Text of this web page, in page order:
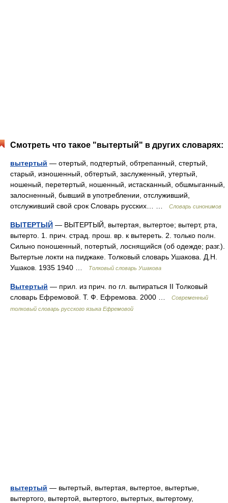
Смотреть что такое "вытертый" в других словарях:
вытертый — отертый, подтертый, обтрепанный, стертый,
старый, изношенный, обтертый, заслуженный, утертый,
ношеный, перетертый, ношенный, истасканный, обшмыганный,
залосненный, бывший в употреблении, отслуживший,
отслуживший свой срок Словарь русских… …
Словарь синонимов
ВЫТЕРТЫЙ — ВЫТЕРТЫЙ, вытертая, вытертое; вытерт, рта,
вытерто. 1. прич. страд. прош. вр. к вытереть. 2. только полн.
Сильно поношенный, потертый, лоснящийся (об одежде; разг.).
Вытертые локти на пиджаке. Толковый словарь Ушакова. Д.Н.
Ушаков. 1935 1940 …
Толковый словарь Ушакова
Вытертый — прил. из прич. по гл. вытираться II Толковый
словарь Ефремовой. Т. Ф. Ефремова. 2000 …
Современный
толковый словарь русского языка Ефремовой
вытертый — вытертый, вытертая, вытертое, вытертые,
вытертого, вытертой, вытертого, вытертых, вытертому,